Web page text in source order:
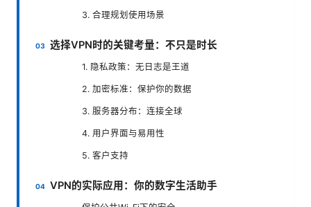
3. 合理规划使用场景
选择VPN时的关键考量：不只是时长
1. 隐私政策：无日志是王道
2. 加密标准：保护你的数据
3. 服务器分布：连接全球
4. 用户界面与易用性
5. 客户支持
VPN的实际应用：你的数字生活助手